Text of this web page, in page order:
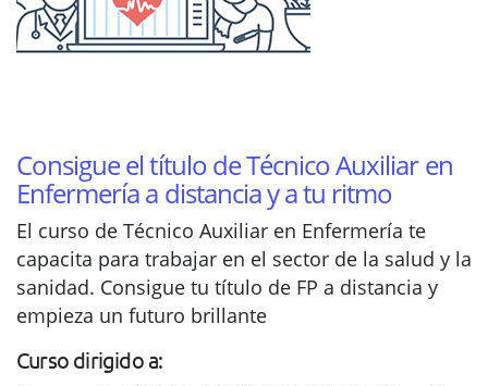
Consigue el título de Técnico Auxiliar en
Enfermería a distancia y a tu ritmo
El curso de Técnico Auxiliar en Enfermería te
capacita para trabajar en el sector de la salud y la
sanidad. Consigue tu título de FP a distancia y
empieza un futuro brillante
Curso dirigido a: